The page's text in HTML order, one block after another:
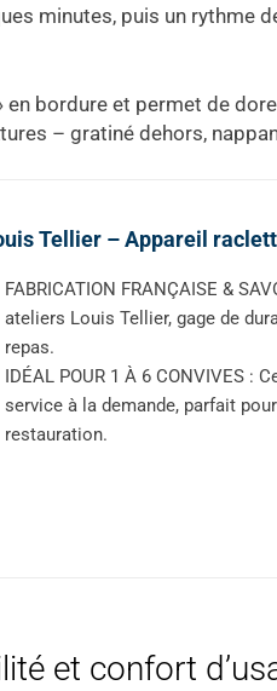
minutes, puis un
bordure et permet de
– gratiné dehors,
Tellier – Appareil
FABRICATION FRANÇAISE &
ateliers Louis Tellier, gage de
repas.
IDÉAL POUR 1 À 6 CONVIVES
service à la demande, parfait
restauration.
et confort